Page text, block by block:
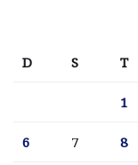
D
S T
1
6 7 8